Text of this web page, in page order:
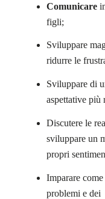
Comunicare
figli;
Sviluppare
ridurre le
Sviluppare di
aspettative più
Discutere le
sviluppare un
propri
Imparare
problemi e dei